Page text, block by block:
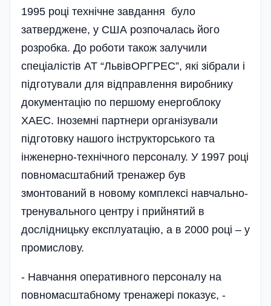
1995 році технічне завдання було
затверджене, у США розпочалась його
розробка. До роботи також залучили
спеціалістів АТ “ЛьвівОРГРЕС”, які зібрали і
підготували для відправлення виробнику
документацію по першому енергоблоку
ХАЕС. Іноземні партнери організували
підготовку нашого інструкторського та
інженерно-технічного персоналу. У 1997 році
повномасштабний тренажер був
змонтований в новому комплексі навчально-
тренувального центру і прийнятий в
дослідницьку експлуатацію, а в 2000 році – у
промислову.
- Навчання оперативного персоналу на
повномасштабному тренажері показує, -